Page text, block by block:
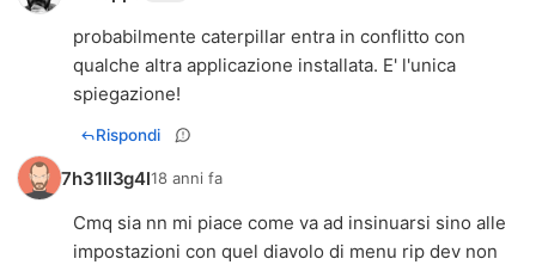
probabilmente caterpillar entra in conflitto con
qualche altra applicazione installata. E' l'unica
spiegazione!
Rispondi
7h31ll3g4l18 anni fa
Cmq sia nn mi piace come va ad insinuarsi sino alle
impostazioni con quel diavolo di menu rip dev non